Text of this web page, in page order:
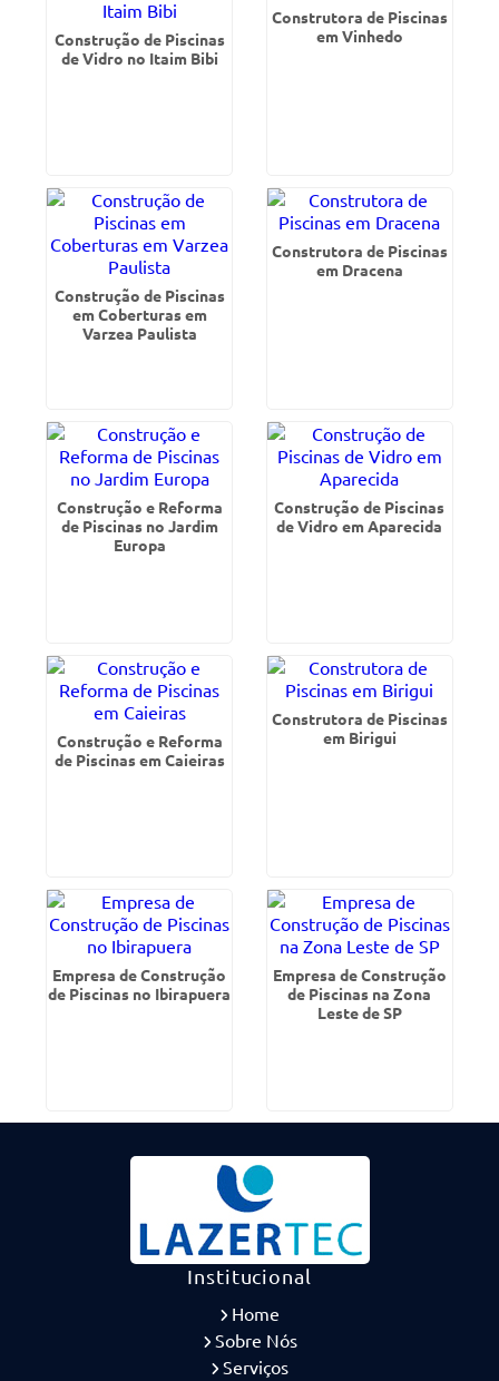
Construção de Piscinas
de Vidro no Itaim Bibi
Construtora de Piscinas
em Vinhedo
Construção de Piscinas
em Coberturas em
Varzea Paulista
Construtora de Piscinas
em Dracena
Construção e Reforma
de Piscinas no Jardim
Europa
Construção de Piscinas
de Vidro em Aparecida
Construção e Reforma
de Piscinas em Caieiras
Construtora de Piscinas
em Birigui
Empresa de Construção
de Piscinas no Ibirapuera
Empresa de Construção
de Piscinas na Zona
Leste de SP
Institucional
Home
Sobre Nós
Serviços